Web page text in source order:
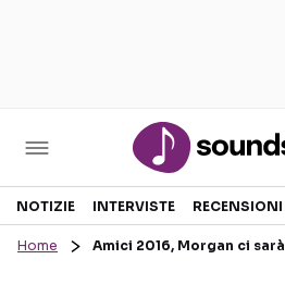
Sezioni
NOTIZIE INTERVISTE RECENSIONI
Home Amici 2016, Morgan ci sarà